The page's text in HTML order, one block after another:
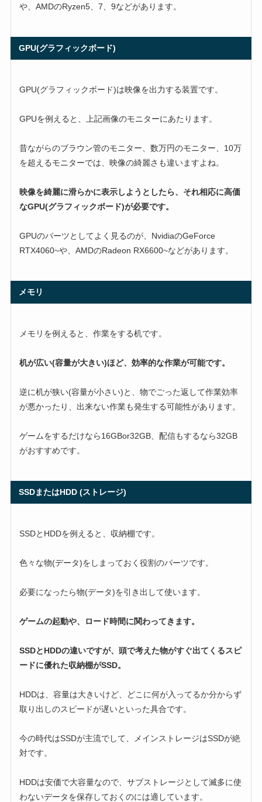
や、AMDのRyzen5、7、9などがあります。
GPU(グラフィックボード)
GPU(グラフィックボード)は映像を出力する装置です。
GPUを例えると、上記画像のモニターにあたります。
昔ながらのブラウン管のモニター、数万円のモニター、10万
を超えるモニターでは、映像の綺麗さも違いますよね。
映像を綺麗に滑らかに表示しようとしたら、それ相応に高価
なGPU(グラフィックボード)が必要です。
GPUのパーツとしてよく見るのが、NvidiaのGeForce
RTX4060~や、AMDのRadeon RX6600~などがあります。
メモリ
メモリを例えると、作業をする机です。
机が広い(容量が大きい)ほど、効率的な作業が可能です。
逆に机が狭い(容量が小さい)と、物でごった返して作業効率
が悪かったり、出来ない作業も発生する可能性があります。
ゲームをするだけなら16GBor32GB、配信もするなら32GB
がおすすめです。
SSDまたはHDD (ストレージ)
SSDとHDDを例えると、収納棚です。
色々な物(データ)をしまっておく役割のパーツです。
必要になったら物(データ)を引き出して使います。
ゲームの起動や、ロード時間に関わってきます。
SSDとHDDの違いですが、頭で考えた物がすぐ出てくるスピ
ードに優れた収納棚がSSD。
HDDは、容量は大きいけど、どこに何が入ってるか分からず
取り出しのスピードが遅いといった具合です。
今の時代はSSDが主流でして、メインストレージはSSDが絶
対です。
HDDは安価で大容量なので、サブストレージとして滅多に使
わないデータを保存しておくのには適しています。